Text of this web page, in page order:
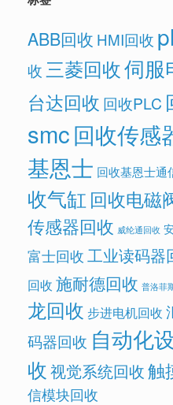
ABB回收 HMI回收
收 三菱回收伺服
台达回收 回收PLC
smc回收传感
基恩士 回收基恩士通
收气缸 回收电磁
传感器回收 威纶通回收
富士回收 工业读码器
回收 施耐德回收 普洛菲
龙回收 步进电机回收
码器回收 自动化
收视觉系统回收触
信模块回收